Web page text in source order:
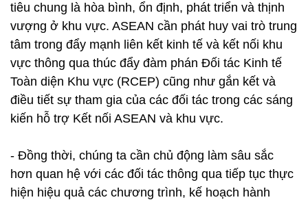
tiêu chung là hòa bình, ổn định, phát triển và thịnh
vượng ở khu vực. ASEAN cần phát huy vai trò trung
tâm trong đẩy mạnh liên kết kinh tế và kết nối khu
vực thông qua thúc đẩy đàm phán Đối tác Kinh tế
Toàn diện Khu vực (RCEP) cũng như gắn kết và
điều tiết sự tham gia của các đối tác trong các sáng
kiến hỗ trợ Kết nối ASEAN và khu vực.
- Đồng thời, chúng ta cần chủ động làm sâu sắc
hơn quan hệ với các đối tác thông qua tiếp tục thực
hiện hiệu quả các chương trình, kế hoạch hành